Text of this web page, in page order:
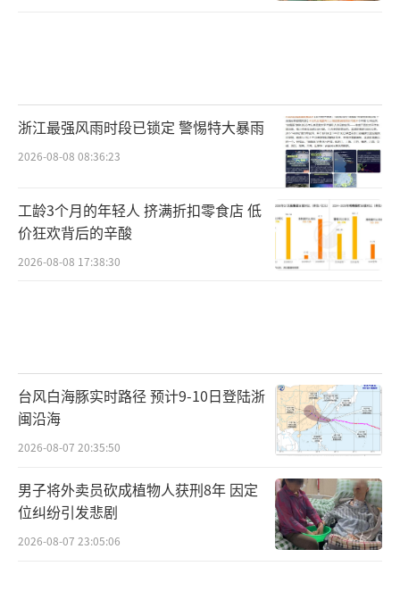
浙江最强风雨时段已锁定 警惕特大暴雨
2026-08-08 08:36:23
工龄3个月的年轻人 挤满折扣零食店 低
价狂欢背后的辛酸
2026-08-08 17:38:30
台风白海豚实时路径 预计9-10日登陆浙
闽沿海
2026-08-07 20:35:50
男子将外卖员砍成植物人获刑8年 因定
位纠纷引发悲剧
2026-08-07 23:05:06